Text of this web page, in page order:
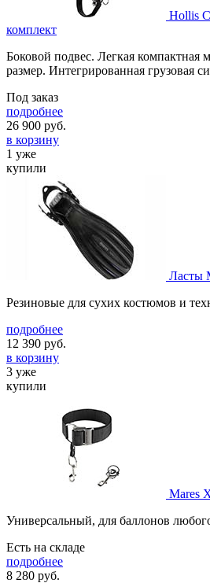
Hollis
комплект
Боковой подвес. Легкая компактная
размер. Интегрированная грузовая
Под заказ
подробнее
26 900 руб.
в корзину
1 уже
купили
Ласты
Резиновые для сухих костюмов и
подробнее
12 390 руб.
в корзину
3 уже
купили
Mares
Универсальный, для баллонов
Есть на складе
подробнее
8 280 руб.